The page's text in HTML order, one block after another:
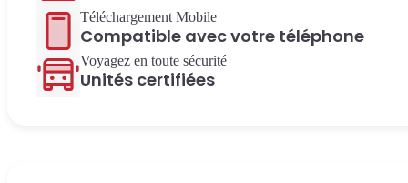
Téléchargement Mobile
Compatible avec votre téléphone
Voyagez en toute sécurité
Unités certifiées